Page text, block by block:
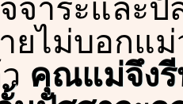
จาระและ
ยไม่บอกแม่
คุณแม่จึงรี